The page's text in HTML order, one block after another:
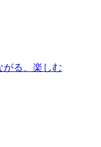
がる、楽しむ